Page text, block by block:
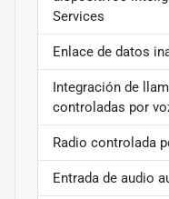
Services
Enlace de datos
Integración de
controladas por
Radio controlada
Entrada de audio